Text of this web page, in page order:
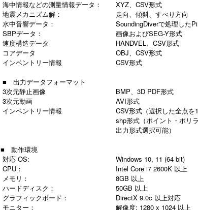
海中情報などの測量情報データ：
XYZ、CSV形式
地震メカニズム解：
走向、傾斜、すべり方向
水中音響データ：
SoundingDiverで処理した
SBPデータ：
画像およびSEG-Y形式
速度構造データ
HANDVEL、CSV形式
コアデータ
OBJ、CSV形式
インベントリー情報
CSV形式
■ 出力データフォーマット
3次元静止画像
BMP、3D PDF形式
3次元動画
AVI形式
インベントリー情報
CSV形式（選択した全点を
shp形式（ポイント・ポリ
出力形式選択可能）
■ 動作環境
対応 OS:
Windows 10, 11 (64 bit)
CPU：
Intel Core i7 2600K
メモリ：
8GB 以上
ハードディスク：
50GB 以上
グラフィックボード：
DirectX 9.0c 以上対応
モニター：
解像度: 1280 x 1024 以上